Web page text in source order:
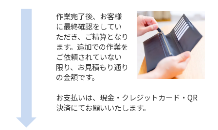
作業完了後、お客様
に最終確認をしてい
ただき、ご精算となり
ます。追加での作業を
ご依頼されていない
限り、お見積もり通り
の金額です。
お支払いは、現金・クレジットカード・QR
決済にてお願いいたします。